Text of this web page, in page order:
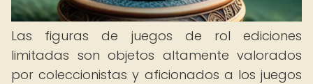
Las figuras de juegos de rol ediciones
limitadas son objetos altamente valorados
por coleccionistas y aficionados a los juegos